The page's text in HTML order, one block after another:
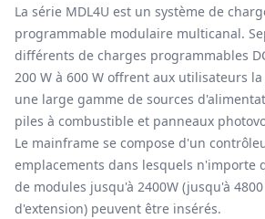
Généralités
La série MDL4U est un système de
programmable modulaire multicanal.
différents de charges programmables
200 W à 600 W offrent aux utilisateurs
une large gamme de sources
piles à combustible et panneaux
Le mainframe se compose d'un
emplacements dans lesquels n'importe
de modules jusqu'à 2400W (jusqu'à
d'extension) peuvent être insérés.